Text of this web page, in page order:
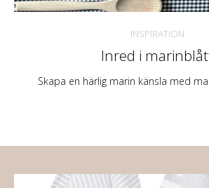
INSPIRATION
Inred i
Skapa en härlig marin känsla med